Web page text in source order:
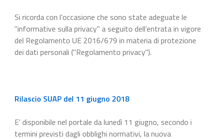
Si ricorda con l’occasione che sono state adeguate le
"informative sulla privacy" a seguito dell’entrata in vigore
del Regolamento UE 2016/679 in materia di protezione
dei dati personali ("Regolamento privacy").
Rilascio SUAP del 11 giugno 2018
E’ disponibile nel portale da lunedì 11 giugno, secondo i
termini previsti dagli obblighi normativi, la nuova